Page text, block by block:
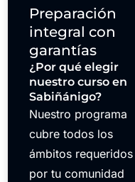
Preparación
integral con
garantías
¿Por qué elegir
nuestro curso en
Sabiñánigo?
Nuestro programa
cubre todos los
ámbitos requeridos
por tu comunidad